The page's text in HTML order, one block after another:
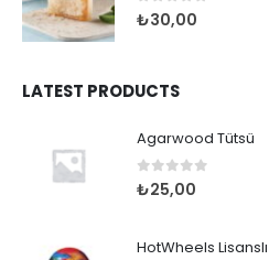
0 out of 5
₺30,00
LATEST PRODUCTS
Agarwood Tütsü
0 out of 5
₺25,00
HotWheels